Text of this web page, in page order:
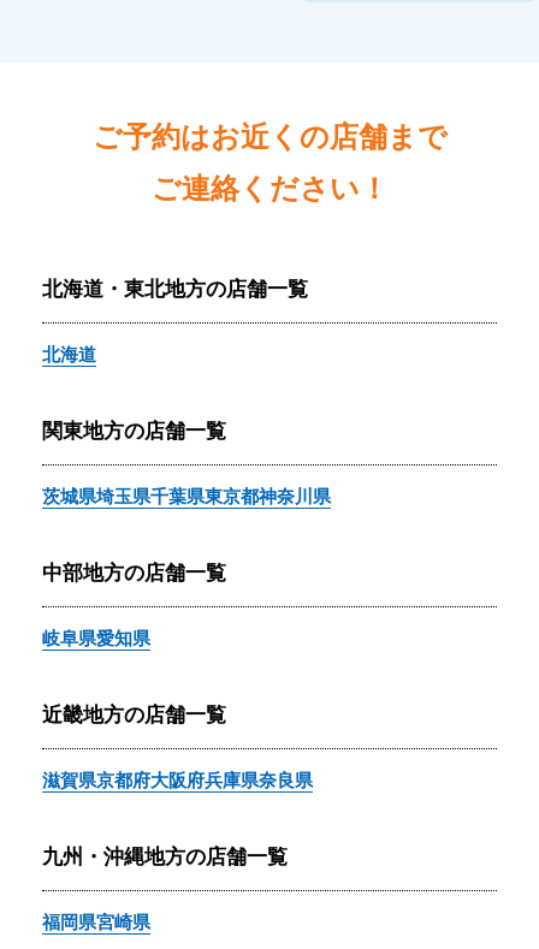
ご予約はお近くの店舗まで
ご連絡ください！
北海道・東北地方の店舗一覧
北海道
関東地方の店舗一覧
茨城県埼玉県千葉県東京都神奈川県
中部地方の店舗一覧
岐阜県愛知県
近畿地方の店舗一覧
滋賀県京都府大阪府兵庫県奈良県
九州・沖縄地方の店舗一覧
福岡県宮崎県